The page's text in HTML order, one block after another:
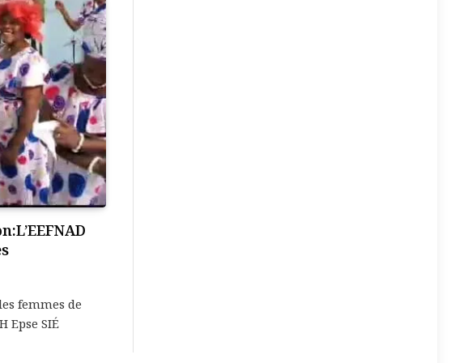
femmes de
Epse SIÉ